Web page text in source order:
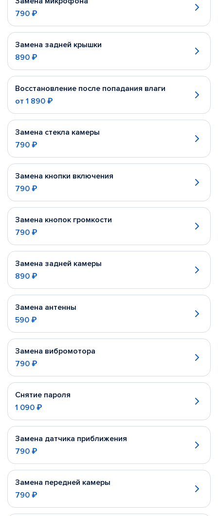
790 ₽
Замена задней крышки
890 ₽
Восстановление после попадания влаги
от 1 890 ₽
Замена стекла камеры
790 ₽
Замена кнопки включения
790 ₽
Замена кнопок громкости
790 ₽
Замена задней камеры
890 ₽
Замена антенны
590 ₽
Замена вибромотора
790 ₽
Снятие пароля
1 090 ₽
Замена датчика приближения
790 ₽
Замена передней камеры
790 ₽